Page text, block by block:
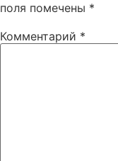
поля помечены *
Комментарий *